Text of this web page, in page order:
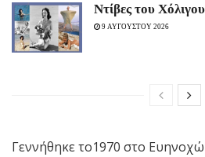
Ντίβες του
9 ΑΥΓΟΥΣΤΟΥ 2026
Γεννήθηκε το1970 στο